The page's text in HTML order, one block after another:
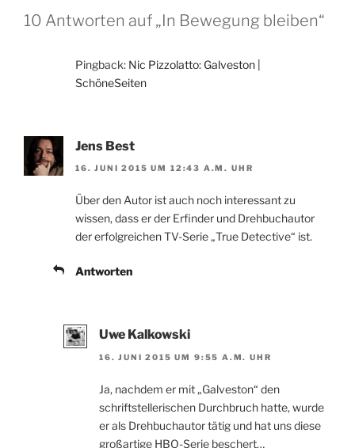
10 Antworten auf „In Bewegung bleiben“
Pingback: Nic Pizzolatto: Galveston |
SchöneSeiten
Jens Best
16. JUNI 2015 UM 12:43 A.M. UHR
Über den Autor ist auch noch interessant zu
wissen, dass er der Erfinder und Drehbuchautor
der erfolgreichen TV-Serie „True Detective“ ist.
Antworten
Uwe Kalkowski
16. JUNI 2015 UM 9:55 A.M. UHR
Ja, nachdem er mit „Galveston“ den
schriftstellerischen Durchbruch hatte, wurde
er als Drehbuchautor tätig und hat uns diese
großartige HBO-Serie beschert…